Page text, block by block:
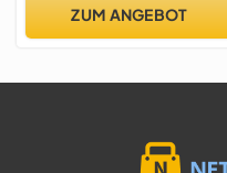
ZUM ANGEBOT